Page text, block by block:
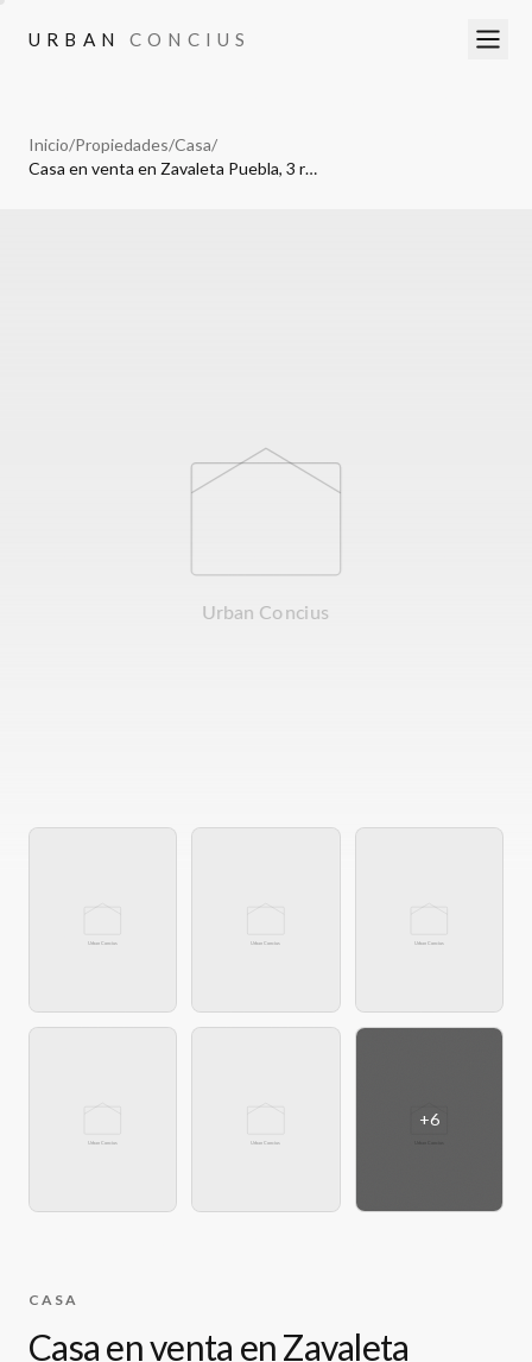
URBAN CONCIUS
URBAN CONCIUS
Inicio/Propiedades/Casa/
Casa en venta en Zavaleta Puebla, 3 recamaras y amplio jardin
+6
CASA
Casa en venta en Zavaleta